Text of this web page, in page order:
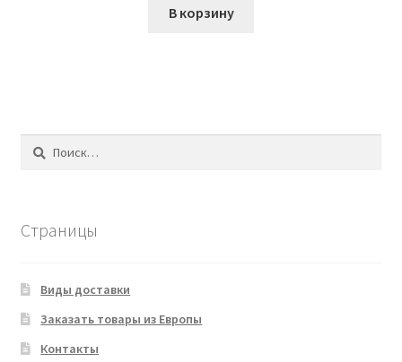
В корзину
Найти:
Страницы
Виды доставки
Заказать товары из Европы
Контакты